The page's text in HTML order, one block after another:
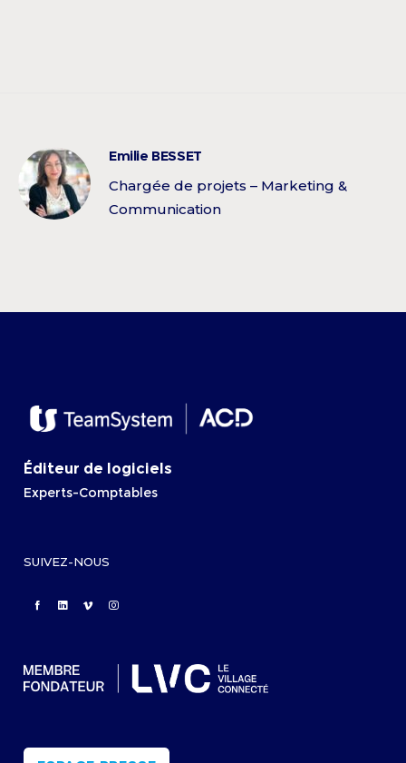
Emilie BESSET
Chargée de projets – Marketing &
Communication
Éditeur de logiciels
Experts-Comptables
SUIVEZ-NOUS